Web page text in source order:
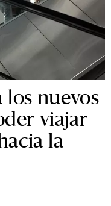
los nuevos
viajar
la